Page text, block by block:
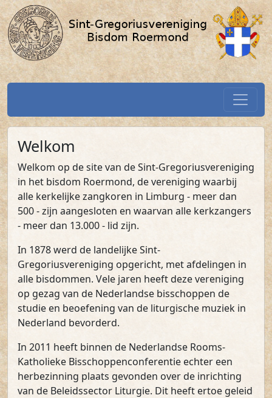
Spring naar hoofdtekst
Home / SGV-Roermond.nl
Welkom
Welkom op de site van de Sint-Gregoriusvereniging
in het bisdom Roermond, de vereniging waarbij
alle kerkelijke zangkoren in Limburg - meer dan
500 - zijn aangesloten en waarvan alle kerkzangers
- meer dan 13.000 - lid zijn.
In 1878 werd de landelijke Sint-
Gregoriusvereniging opgericht, met afdelingen in
alle bisdommen. Vele jaren heeft deze vereniging
op gezag van de Nederlandse bisschoppen de
studie en beoefening van de liturgische muziek in
Nederland bevorderd.
In 2011 heeft binnen de Nederlandse Rooms-
Katholieke Bisschoppenconferentie echter een
herbezinning plaats gevonden over de inrichting
van de Beleidssector Liturgie. Dit heeft ertoe geleid